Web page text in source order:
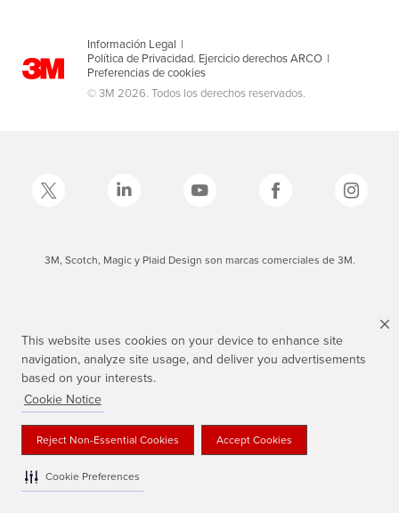
This website uses cookies on your device to enhance site
navigation, analyze site usage, and deliver you advertisements
based on your interests.
Cookie Notice
Reject Non-Essential Cookies Accept Cookies
Cookie Preferences
Información Legal |
Política de Privacidad. Ejercicio derechos ARCO |
Preferencias de cookies
© 3M 2026. Todos los derechos reservados.
3M, Scotch, Magic y Plaid Design son marcas comerciales de 3M.